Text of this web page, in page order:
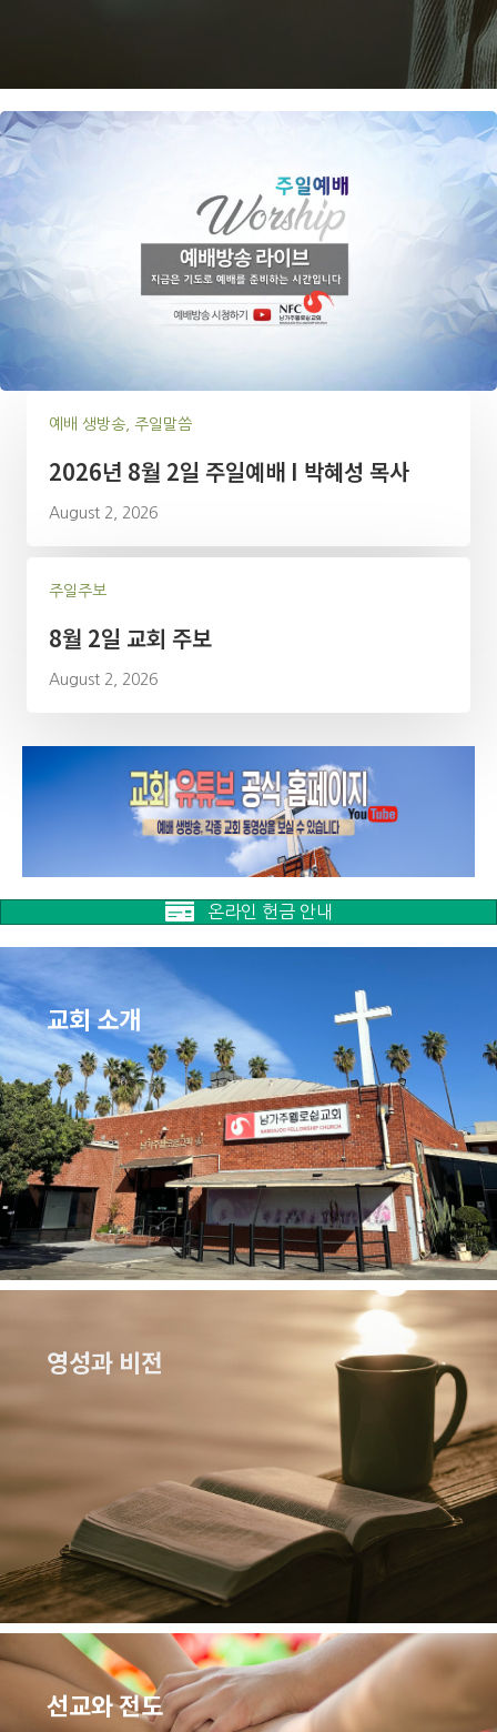
예배 생방송, 주일말씀
2026년 8월 2일 주일예배 I 박혜성 목사
August 2, 2026
주일주보
8월 2일 교회 주보
August 2, 2026
온라인 헌금 안내
교회 소개
영성과 비전
선교와 전도